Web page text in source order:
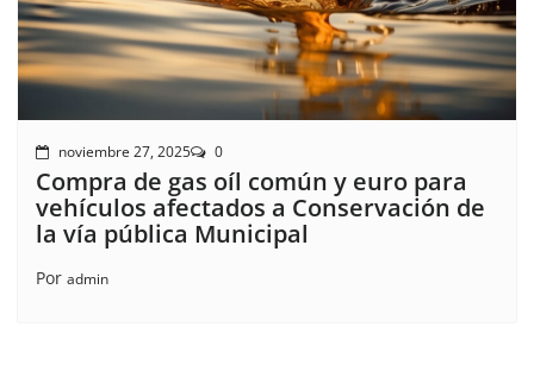
noviembre 27, 2025 0
Compra de gas oíl común y euro para
vehículos afectados a Conservación de
la vía pública Municipal
Por admin